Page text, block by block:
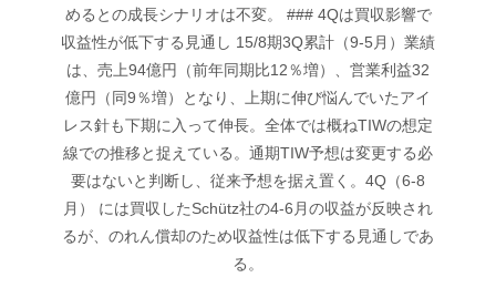
めるとの成長シナリオは不変。 ### 4Qは買収影響で
収益性が低下する見通し 15/8期3Q累計（9-5月）業績
は、売上94億円（前年同期比12％増）、営業利益32
億円（同9％増）となり、上期に伸び悩んでいたアイ
レス針も下期に入って伸長。全体では概ねTIWの想定
線での推移と捉えている。通期TIW予想は変更する必
要はないと判断し、従来予想を据え置く。4Q（6-8
月） には買収したSchütz社の4-6月の収益が反映され
るが、のれん償却のため収益性は低下する見通しであ
る。